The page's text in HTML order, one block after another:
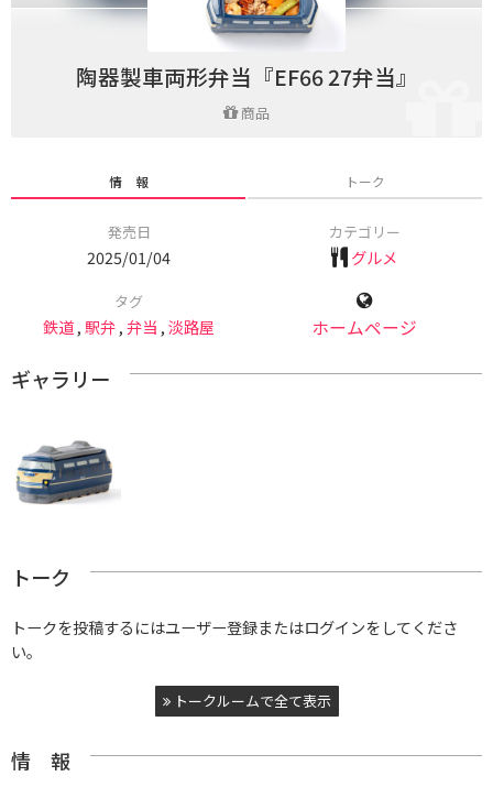
陶器製車両形弁当『EF66 27弁当』
商品
情 報 トーク
発売日
2025/01/04
カテゴリー
グルメ
タグ
鉄道, 駅弁,弁当 ,淡路屋 ホームページ
ギャラリー
トーク
トークを投稿するにはユーザー登録またはログインをしてくださ
い。
トークルームで全て表示
情 報